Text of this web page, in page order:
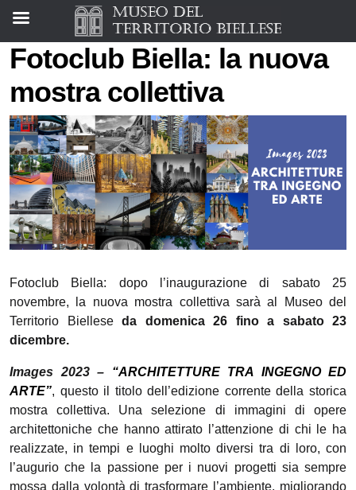
Fotoclub Biella: la nuova
mostra collettiva
Fotoclub Biella: dopo l’inaugurazione di sabato 25
novembre, la nuova mostra collettiva sarà al Museo del
Territorio Biellese da domenica 26 fino a sabato 23
dicembre.
Images 2023 –
“ARCHITETTURE TRA INGEGNO ED
ARTE”, questo il titolo dell’edizione corrente della storica
mostra collettiva. Una selezione di immagini di opere
architettoniche che hanno attirato l’attenzione di chi le ha
realizzate, in tempi e luoghi molto diversi tra di loro, con
l’augurio che la passione per i nuovi progetti sia sempre
mossa dalla volontà di trasformare l’ambiente, migliorando